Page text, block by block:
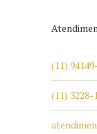
(11)
(11) 3228-